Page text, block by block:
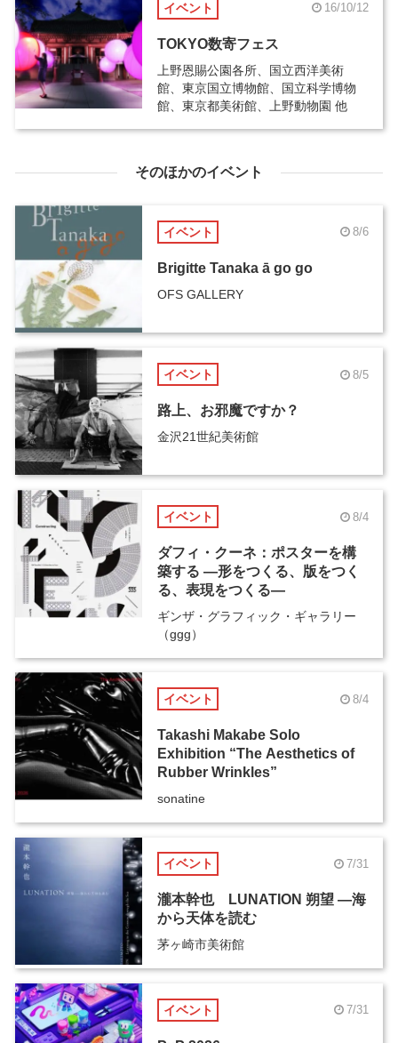
イベント 16/10/12
TOKYO数寄フェス
上野恩賜公園各所、国立西洋美術
館、東京国立博物館、国立科学博物
館、東京都美術館、上野動物園 他
そのほかのイベント
イベント 8/6
Brigitte Tanaka ā go go
OFS GALLERY
イベント 8/5
路上、お邪魔ですか？
金沢21世紀美術館
イベント 8/4
ダフィ・クーネ：ポスターを構
築する ―形をつくる、版をつく
る、表現をつくる―
ギンザ・グラフィック・ギャラリー
（ggg）
イベント 8/4
Takashi Makabe Solo
Exhibition “The Aesthetics of
Rubber Wrinkles”
sonatine
イベント 7/31
瀧本幹也 LUNATION 朔望 ―海
から天体を読む
茅ヶ崎市美術館
イベント 7/31